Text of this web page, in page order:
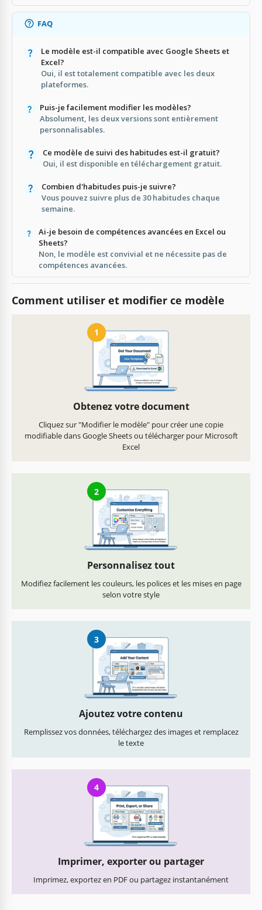
FAQ
Le modèle est-il compatible avec Google Sheets et
Excel?
Oui, il est totalement compatible avec les deux
plateformes.
Puis-je facilement modifier les modèles?
Absolument, les deux versions sont entièrement
personnalisables.
Ce modèle de suivi des habitudes est-il gratuit?
Oui, il est disponible en téléchargement gratuit.
Combien d'habitudes puis-je suivre?
Vous pouvez suivre plus de 30 habitudes chaque
semaine.
Ai-je besoin de compétences avancées en Excel ou
Sheets?
Non, le modèle est convivial et ne nécessite pas de
compétences avancées.
Comment utiliser et modifier ce modèle
1
Obtenez votre document
Cliquez sur "Modifier le modèle" pour créer une copie
modifiable dans Google Sheets ou télécharger pour Microsoft
Excel
2
Personnalisez tout
Modifiez facilement les couleurs, les polices et les mises en page
selon votre style
3
Ajoutez votre contenu
Remplissez vos données, téléchargez des images et remplacez
le texte
4
Imprimer, exporter ou partager
Imprimez, exportez en PDF ou partagez instantanément